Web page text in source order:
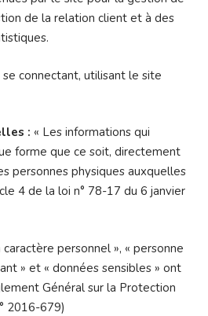
de la relation client et à des
connectant, utilisant le site
: « Les informations qui
forme que ce soit, directement
personnes physiques auxquelles
4 de la loi n° 78-17 du 6 janvier
personnel », « personne
» et « données sensibles » ont
Général sur la Protection
2016-679)